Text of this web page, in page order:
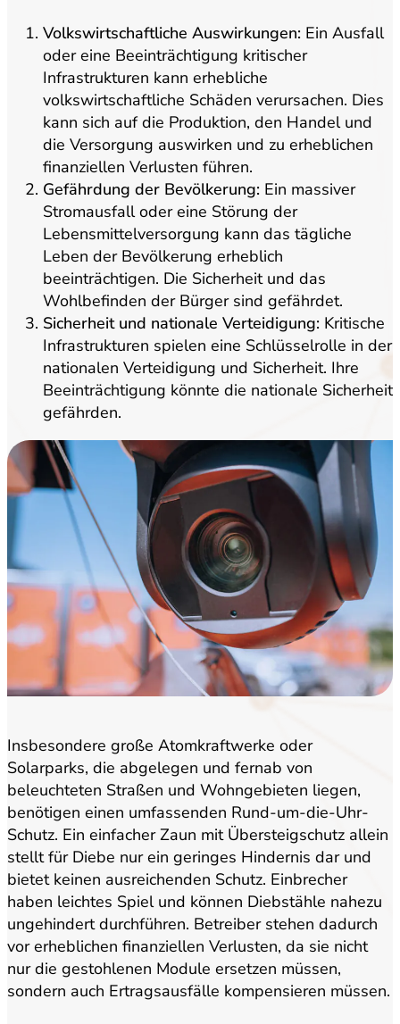
Volkswirtschaftliche Auswirkungen: Ein Ausfall
oder eine Beeinträchtigung kritischer
Infrastrukturen kann erhebliche
volkswirtschaftliche Schäden verursachen. Dies
kann sich auf die Produktion, den Handel und
die Versorgung auswirken und zu erheblichen
finanziellen Verlusten führen.
Gefährdung der Bevölkerung: Ein massiver
Stromausfall oder eine Störung der
Lebensmittelversorgung kann das tägliche
Leben der Bevölkerung erheblich
beeinträchtigen. Die Sicherheit und das
Wohlbefinden der Bürger sind gefährdet.
Sicherheit und nationale Verteidigung: Kritische
Infrastrukturen spielen eine Schlüsselrolle in der
nationalen Verteidigung und Sicherheit. Ihre
Beeinträchtigung könnte die nationale Sicherheit
gefährden.
Insbesondere große Atomkraftwerke oder
Solarparks, die abgelegen und fernab von
beleuchteten Straßen und Wohngebieten liegen,
benötigen einen umfassenden Rund-um-die-Uhr-
Schutz. Ein einfacher Zaun mit Übersteigschutz allein
stellt für Diebe nur ein geringes Hindernis dar und
bietet keinen ausreichenden Schutz. Einbrecher
haben leichtes Spiel und können Diebstähle nahezu
ungehindert durchführen. Betreiber stehen dadurch
vor erheblichen finanziellen Verlusten, da sie nicht
nur die gestohlenen Module ersetzen müssen,
sondern auch Ertragsausfälle kompensieren müssen.